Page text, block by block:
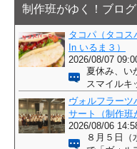
制作班がゆく！ブログ